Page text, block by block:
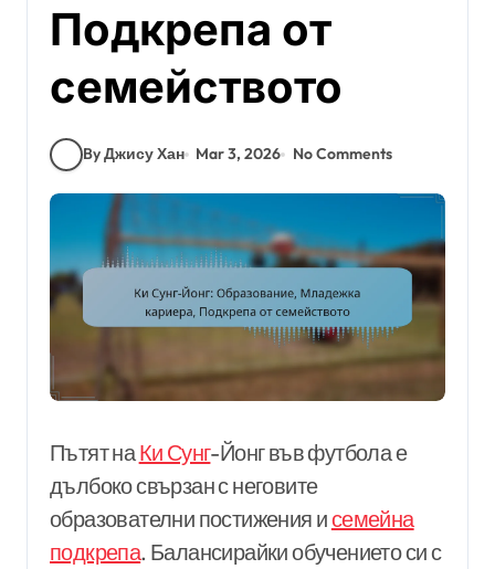
Подкрепа от
семейството
By Джису Хан Mar 3, 2026 No Comments
Пътят наКи Сунг-Йонг във футбола е
дълбоко свързан с неговите
образователни постижения исемейна
подкрепа. Балансирайки обучението си с